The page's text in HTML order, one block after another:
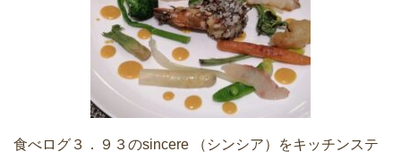
食べログ３．９３のsincere （シンシア）をキッチンステ